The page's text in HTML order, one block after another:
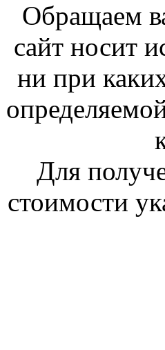
Обращаем
сайт носит
ни при
Для
стоимости